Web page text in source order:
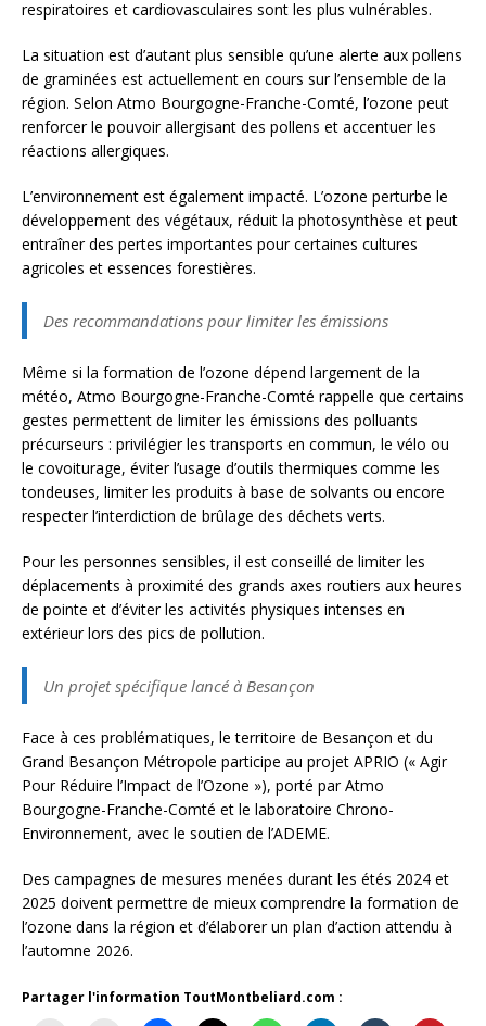
respiratoires et cardiovasculaires sont les plus vulnérables.
La situation est d’autant plus sensible qu’une alerte aux pollens
de graminées est actuellement en cours sur l’ensemble de la
région. Selon Atmo Bourgogne-Franche-Comté, l’ozone peut
renforcer le pouvoir allergisant des pollens et accentuer les
réactions allergiques.
L’environnement est également impacté. L’ozone perturbe le
développement des végétaux, réduit la photosynthèse et peut
entraîner des pertes importantes pour certaines cultures
agricoles et essences forestières.
Des recommandations pour limiter les émissions
Même si la formation de l’ozone dépend largement de la
météo, Atmo Bourgogne-Franche-Comté rappelle que certains
gestes permettent de limiter les émissions des polluants
précurseurs : privilégier les transports en commun, le vélo ou
le covoiturage, éviter l’usage d’outils thermiques comme les
tondeuses, limiter les produits à base de solvants ou encore
respecter l’interdiction de brûlage des déchets verts.
Pour les personnes sensibles, il est conseillé de limiter les
déplacements à proximité des grands axes routiers aux heures
de pointe et d’éviter les activités physiques intenses en
extérieur lors des pics de pollution.
Un projet spécifique lancé à Besançon
Face à ces problématiques, le territoire de Besançon et du
Grand Besançon Métropole participe au projet APRIO (« Agir
Pour Réduire l’Impact de l’Ozone »), porté par Atmo
Bourgogne-Franche-Comté et le laboratoire Chrono-
Environnement, avec le soutien de l’ADEME.
Des campagnes de mesures menées durant les étés 2024 et
2025 doivent permettre de mieux comprendre la formation de
l’ozone dans la région et d’élaborer un plan d’action attendu à
l’automne 2026.
Partager l'information ToutMontbeliard.com :